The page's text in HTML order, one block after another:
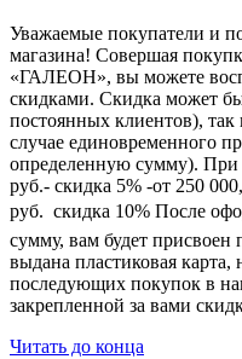
Уважаемые покупатели и
магазина! Совершая
«ГАЛЕОН», вы можете
скидками. Скидка может
постоянных клиентов), так
случае единовременного
определенную сумму). При
руб.- скидка 5% -от 250
руб.  скидка 10% После
сумму, вам будет присвоен
выдана пластиковая карта,
последующих покупок в
закрепленной за вами
Читать до конца